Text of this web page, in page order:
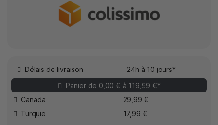
Délais de livraison
24h à 10 jours*
Panier de 0,00 € à 119,99 €*
Canada
29,99 €
Turquie
17,99 €